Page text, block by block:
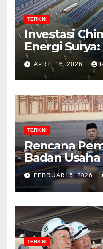
TERKINI
Investasi
Energi
Strategi
APRIL 16, 2026
TERKINI
Rencana
Badan
Menguat
Migas, Ini
FEBRUARI 5, 2026
TERKINI